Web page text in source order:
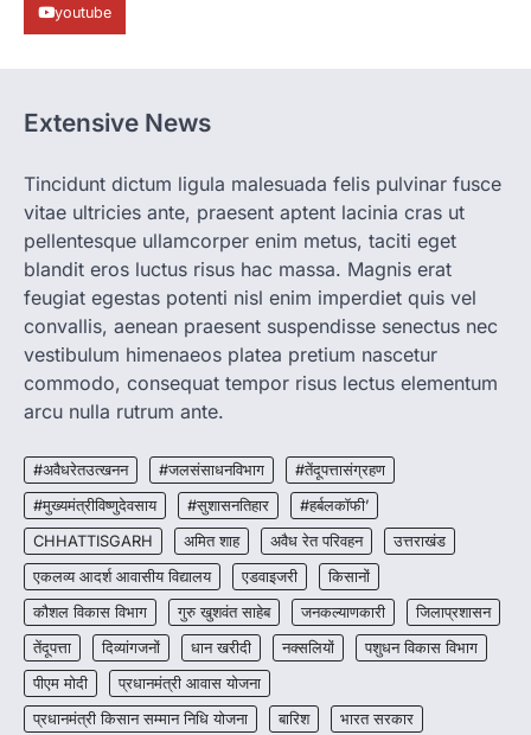
बनाने की दिशा में जिले के नगरी…
2
CHHATTISGARH
जाएगी एल्बेंडाजोल
More Khabar August 7, 2026
रायपुर। राष्ट्रीय कृमि मुक्ति दिवस भारत सरकार द्वारा
बच्चों के स्वास्थ्य सुधार के लिए वर्ष…
3
CHHATTISGARH
CG : मुख्यमंत्री विष्णुदेव साय के नेतृत्व में
छत्तीसगढ़ को बड़ी उपलब्धि
More Khabar
हरित विकास और किसानों की आय…
4
CHHATTISGARH
CG : पांच माह की अनुष्का को मिला नया
जीवन, चिरायु योजना से संभव हुई सफल सर्जरी
More Khabar August 7, 2026
रायपुर। राष्ट्रीय बाल स्वास्थ्य कार्यक्रम (चिरायु) के तहत
जशपुर जिले की 5 माह की मासूम…
youtube
Extensive News
Tincidunt dictum ligula malesuada felis pulvinar fusce
vitae ultricies ante, praesent aptent lacinia cras ut
pellentesque ullamcorper enim metus, taciti eget
blandit eros luctus risus hac massa. Magnis erat
feugiat egestas potenti nisl enim imperdiet quis vel
convallis, aenean praesent suspendisse senectus nec
vestibulum himenaeos platea pretium nascetur
commodo, consequat tempor risus lectus elementum
arcu nulla rutrum ante.
#अवैधरेतउत्खनन #जलसंसाधनविभाग
#तेंदूपत्तासंग्रहण
#मुख्यमंत्रीविष्णुदेवसाय
#सुशासनतिहार
#हर्बलकॉफी’
CHHATTISGARH
अमित शाह अवैध रेत परिवहन
उत्तराखंड
एकलव्य आदर्श आवासीय विद्यालय
एडवाइजरी
किसानों
कौशल विकास विभाग
गुरु खुशवंत साहेब जनकल्याणकारी
जिलाप्रशासन
तेंदूपत्ता
दिव्यांगजनों धान खरीदी नक्सलियों
पशुधन विकास विभाग
पीएम मोदी
प्रधानमंत्री आवास योजना
प्रधानमंत्री किसान सम्मान निधि योजना
बारिश भारत सरकार